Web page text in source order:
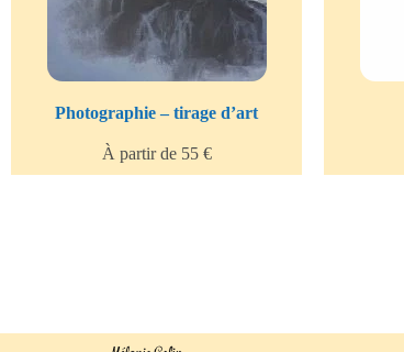
Photographie – tirage d’art
À partir de 55 €